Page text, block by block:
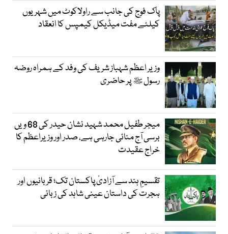
پاک فوج کی جانب سے راولاکوٹ میں شہریوں
کیلئے مفت میڈیکل کیمپس کا انعقاد
وزیر اعظم شہباز شریف کی وفد کے ہمراہ روضہ
رسول ﷺ پر حاضری
میجر طفیل محمد شہید نشان حیدر کی 68 ویں
برسی آج منائی جارہی ہے، صدر اور وزیراعظم کا
خراج عقیدت
تقسیمِ ہند سے آزادیٔ پاکستان تک؛ قربانیوں اور
ہجرت کی داستان عینی شاہد کی زبانی